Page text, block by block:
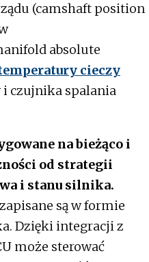
(camshaft position
absolute
cieczy
czujnika spalania
na bieżąco i
od strategii
i stanu silnika.
są w formie
Dzięki integracji z
może sterować